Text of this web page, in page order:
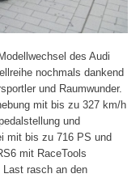
des Audi
nochmals dankend
und Raumwunder.
mit bis zu 327 km/h
und
mit bis zu 716 PS und
mit RaceTools
rasch an den